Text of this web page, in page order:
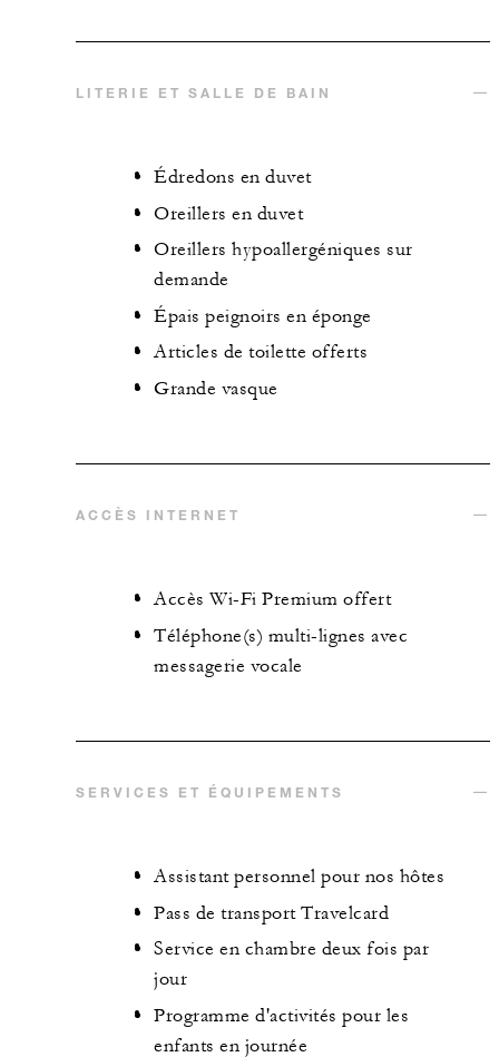
LITERIE ET SALLE DE BAIN
Édredons en duvet
Oreillers en duvet
Oreillers hypoallergéniques sur
demande
Épais peignoirs en éponge
Articles de toilette offerts
Grande vasque
ACCÈS INTERNET
Accès Wi-Fi Premium offert
Téléphone(s) multi-lignes avec
messagerie vocale
SERVICES ET ÉQUIPEMENTS
Assistant personnel pour nos hôtes
Pass de transport Travelcard
Service en chambre deux fois par
jour
Programme d'activités pour les
enfants en journée